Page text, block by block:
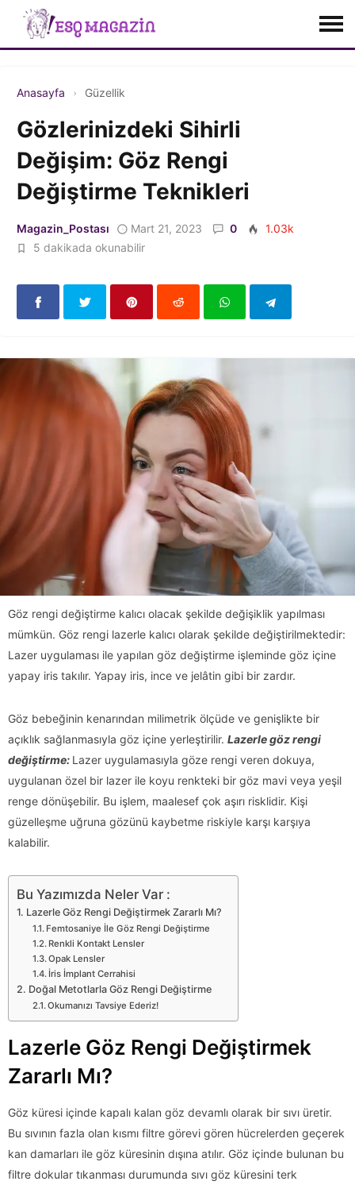
Anasayfa Güzellik
Gözlerinizdeki Sihirli
Değişim: Göz Rengi
Değiştirme Teknikleri
Magazin_Postası Mart 21, 2023 0
1.03k
5 dakikada okunabilir
Göz rengi değiştirme kalıcı olacak şekilde değişiklik yapılması
mümkün. Göz rengi lazerle kalıcı olarak şekilde değiştirilmektedir:
Lazer uygulaması ile yapılan göz değiştirme işleminde göz içine
yapay iris takılır. Yapay iris, ince ve jelâtin gibi bir zardır.
Göz bebeğinin kenarından milimetrik ölçüde ve genişlikte bir
açıklık sağlanmasıyla göz içine yerleştirilir. Lazerle göz rengi
değiştirme: Lazer uygulamasıyla göze rengi veren dokuya,
uygulanan özel bir lazer ile koyu renkteki bir göz mavi veya yeşil
renge dönüşebilir. Bu işlem, maalesef çok aşırı risklidir. Kişi
güzelleşme uğruna gözünü kaybetme riskiyle karşı karşıya
kalabilir.
Bu Yazımızda Neler Var :
Lazerle Göz Rengi Değiştirmek Zararlı Mı?
Femtosaniye İle Göz Rengi Değiştirme
Renkli Kontakt Lensler
Opak Lensler
İris İmplant Cerrahisi
Doğal Metotlarla Göz Rengi Değiştirme
Okumanızı Tavsiye Ederiz!
Lazerle Göz Rengi Değiştirmek
Zararlı Mı?
Göz küresi içinde kapalı kalan göz devamlı olarak bir sıvı üretir.
Bu sıvının fazla olan kısmı filtre görevi gören hücrelerden geçerek
kan damarları ile göz küresinin dışına atılır. Göz içinde bulunan bu
filtre dokular tıkanması durumunda sıvı göz küresini terk